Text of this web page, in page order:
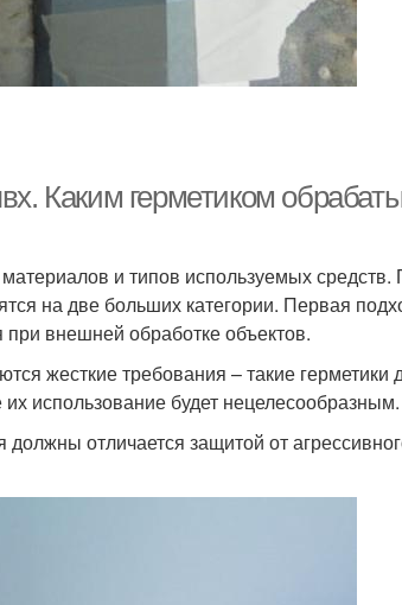
Каким герметиком
и типов используемых
на две больших категории. Первая
при внешней обработке объектов.
жесткие требования – такие
использование будет нецелесообразным.
отличается защитой от